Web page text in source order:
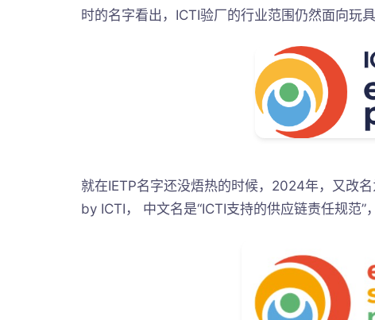
时的名字看出，ICTI验厂的行业范围仍然面向玩
就在IETP名字还没焐热的时候，2024年，又改
by ICTI， 中文名是“ICTI支持的供应链责任规范